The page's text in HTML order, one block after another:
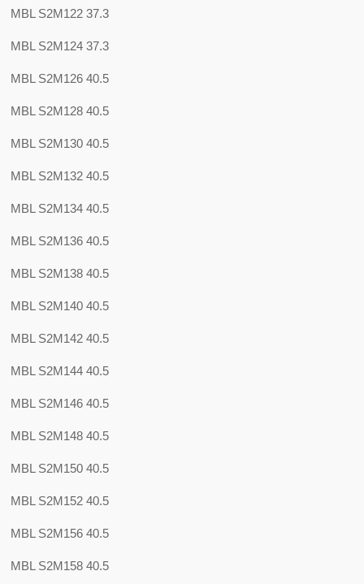
MBL S2M122 37.3
MBL S2M124 37.3
MBL S2M126 40.5
MBL S2M128 40.5
MBL S2M130 40.5
MBL S2M132 40.5
MBL S2M134 40.5
MBL S2M136 40.5
MBL S2M138 40.5
MBL S2M140 40.5
MBL S2M142 40.5
MBL S2M144 40.5
MBL S2M146 40.5
MBL S2M148 40.5
MBL S2M150 40.5
MBL S2M152 40.5
MBL S2M156 40.5
MBL S2M158 40.5